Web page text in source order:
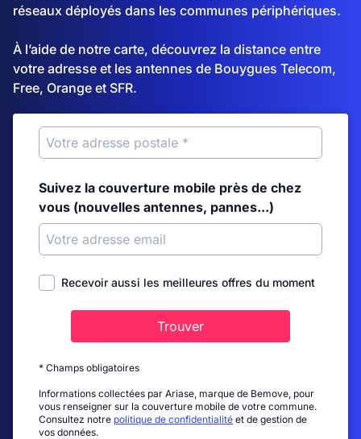
réseaux déployés dans les communes périphériques.
À l’aide de notre carte, découvrez la distance entre
votre adresse et les antennes de Bouygues Telecom,
Free, Orange et SFR.
Suivez la couverture mobile près de chez
vous (nouvelles antennes, pannes...)
Recevoir aussi les meilleures offres du moment
Trouver
* Champs obligatoires
Informations collectées par Ariase, marque de Bemove, pour
vous renseigner sur la couverture mobile de votre commune.
Consultez notre politique de confidentialité et de gestion de
vos données.